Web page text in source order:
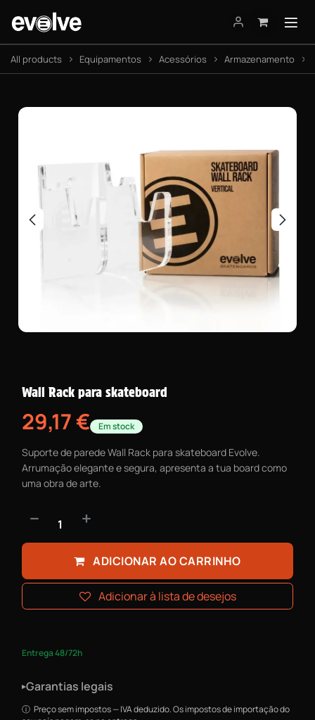
All products Equipamentos Acessórios Armazenamento
Wall Rack para skateboard
29,17€ Em stock
Suporte de parede Wall Rack para skateboard Evolve.
Arrumação elegante e segura, apresenta a tua board como
uma obra de arte.
ADICIONAR AO CARRINHO
Adicionar à lista de desejos
Entrega 48/72h
▸Garantias legais
Preço sem impostos — IVA deduzido. Os impostos de importação do